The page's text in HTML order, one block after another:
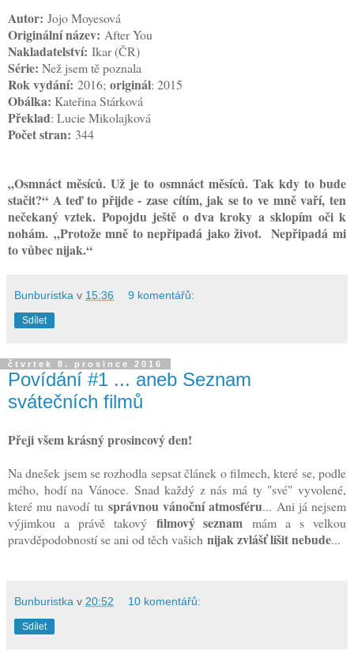
Autor: Jojo Moyesová
Originální název: After You
Nakladatelství: Ikar (ČR)
Série: Než jsem tě poznala
Rok vydání: 2016; originál: 2015
Obálka: Kateřina Stárková
Překlad: Lucie Mikolajková
Počet stran: 344
„Osmnáct měsíců. Už je to osmnáct měsíců. Tak kdy to bude
stačit?“ A teď to přijde - zase cítím, jak se to ve mně vaří, ten
nečekaný vztek. Popojdu ještě o dva kroky a sklopím oči k
nohám. „Protože mně to nepřipadá jako život. Nepřipadá mi
to vůbec nijak.“
Bunburistka v 15:36 9 komentářů:
Sdílet
čtvrtek 8. prosince 2016
Povídání #1 ... aneb Seznam
svátečních filmů
Přeji všem krásný prosincový den!
Na dnešek jsem se rozhodla sepsat článek o filmech, které se, podle
mého, hodí na Vánoce. Snad každý z nás má ty "své" vyvolené,
které mu navodí tu správnou vánoční atmosféru... Ani já nejsem
výjimkou a právě takový filmový seznammám a s velkou
pravděpodobností se ani od těch vašich nijak zvlášť lišit nebude...
Bunburistka v 20:52 10 komentářů:
Sdílet